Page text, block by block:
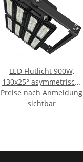
LED Flutlicht 900W,
130x25° asymmetrisch,
variabel, 1-10V
dimmbar, neutralweiß,
Preise nach Anmeldung
sichtbar